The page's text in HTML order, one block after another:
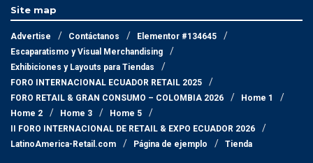
Site map
Advertise Contáctanos
Elementor #134645
Escaparatismo y Visual Merchandising
Exhibiciones y Layouts para Tiendas
FORO INTERNACIONAL ECUADOR RETAIL 2025
FORO RETAIL & GRAN CONSUMO – COLOMBIA 2026
Home 1
Home 2
Home 3
Home 5
II FORO INTERNACIONAL DE RETAIL & EXPO ECUADOR 2026
LatinoAmerica-Retail.com
Página de ejemplo Tienda